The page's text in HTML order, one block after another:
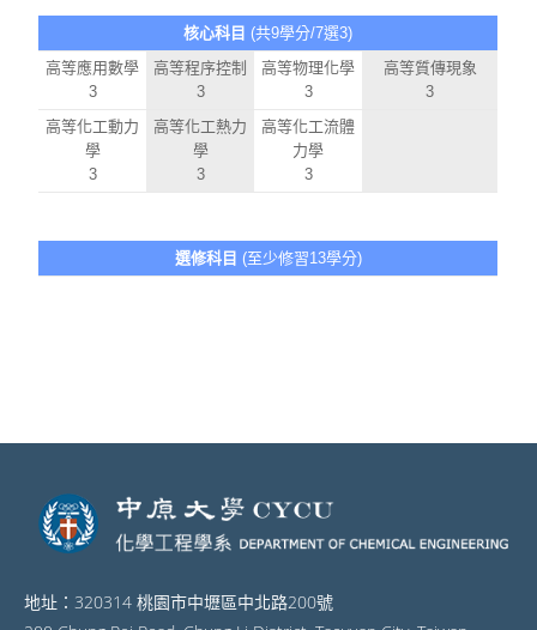
核心科目 (共9學分/7選3)
高等應用數學
3
高等程序控制
3
高等物理化學
3
高等質傳現象
3
高等化工動力
學
3
高等化工熱力
學
3
高等化工流體
力學
3
選修科目 (至少修習13學分)
地址：320314 桃園市中壢區中北路200號